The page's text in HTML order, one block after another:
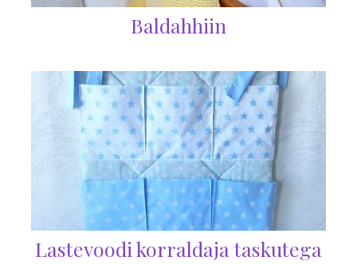
Baldahhiin
Lastevoodi korraldaja taskutega